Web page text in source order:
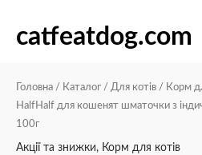
catfeatdog.com
Головна / Каталог / Для котів / Корм
HalfHalf для кошенят шматочки з
100г
Акції та знижки, Корм для котів
вологий
для
кошенят
шматочки
з